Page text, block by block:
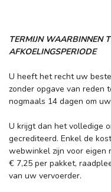
TERMIJN WAARBINNEN
AFKOELINGSPERIODE
U heeft het recht uw
zonder opgave van reden
nogmaals 14 dagen om
U krijgt dan het volledige
gecrediteerd. Enkel de
webwinkel zijn voor eigen
€ 7,25 per pakket,
van uw vervoerder.